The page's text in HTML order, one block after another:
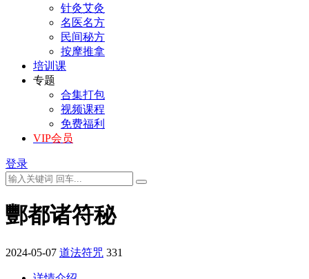
针灸艾灸
名医名方
民间秘方
按摩推拿
培训课
专题
合集打包
视频课程
免费福利
VIP会员
登录
酆都诸符秘
2024-05-07 道法符咒 331